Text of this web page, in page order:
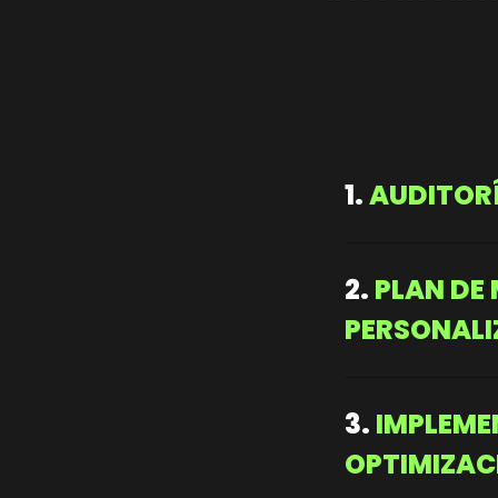
1.
Analizamos tu Web,
2. PLAN
Combinamos
una Estrategia que
3.